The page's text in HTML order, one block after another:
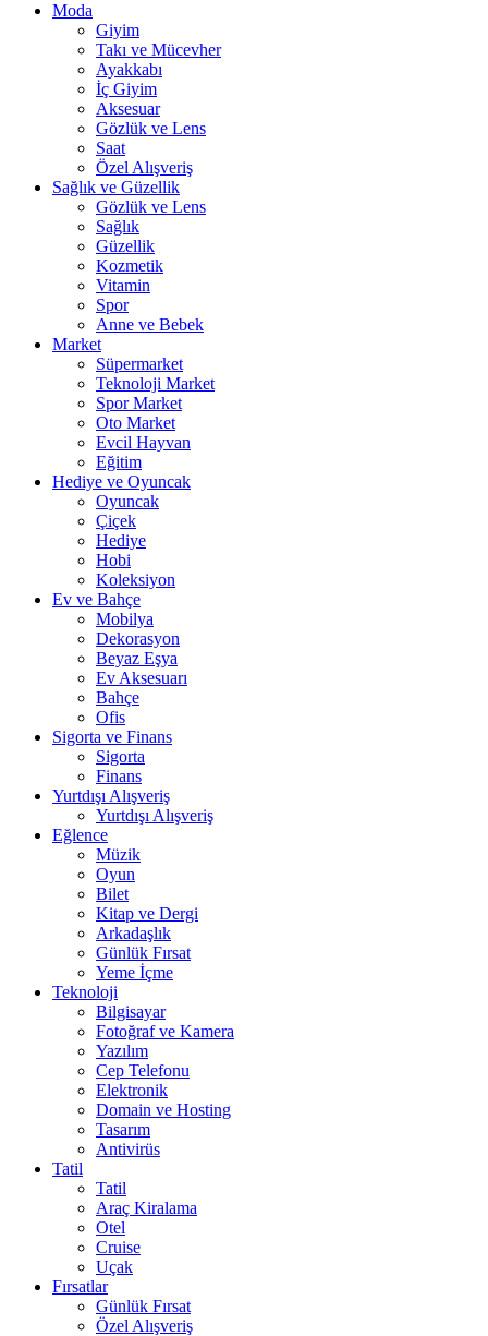
Moda
Giyim
Takı ve Mücevher
Ayakkabı
İç Giyim
Aksesuar
Gözlük ve Lens
Saat
Özel Alışveriş
Sağlık ve Güzellik
Gözlük ve Lens
Sağlık
Güzellik
Kozmetik
Vitamin
Spor
Anne ve Bebek
Market
Süpermarket
Teknoloji Market
Spor Market
Oto Market
Evcil Hayvan
Eğitim
Hediye ve Oyuncak
Oyuncak
Çiçek
Hediye
Hobi
Koleksiyon
Ev ve Bahçe
Mobilya
Dekorasyon
Beyaz Eşya
Ev Aksesuarı
Bahçe
Ofis
Sigorta ve Finans
Sigorta
Finans
Yurtdışı Alışveriş
Yurtdışı Alışveriş
Eğlence
Müzik
Oyun
Bilet
Kitap ve Dergi
Arkadaşlık
Günlük Fırsat
Yeme İçme
Teknoloji
Bilgisayar
Fotoğraf ve Kamera
Yazılım
Cep Telefonu
Elektronik
Domain ve Hosting
Tasarım
Antivirüs
Tatil
Tatil
Araç Kiralama
Otel
Cruise
Uçak
Fırsatlar
Günlük Fırsat
Özel Alışveriş